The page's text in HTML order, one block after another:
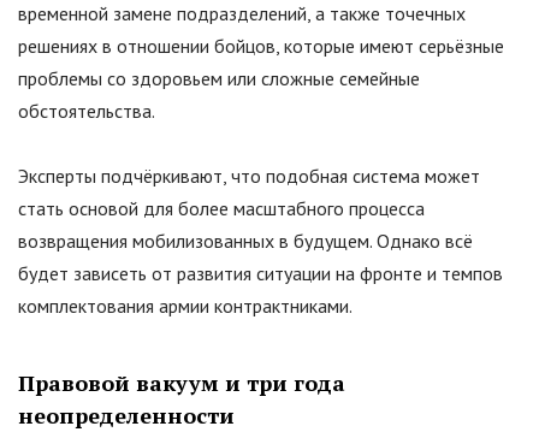
временной замене подразделений, а также точечных
решениях в отношении бойцов, которые имеют серьёзные
проблемы со здоровьем или сложные семейные
обстоятельства.
Эксперты подчёркивают, что подобная система может
стать основой для более масштабного процесса
возвращения мобилизованных в будущем. Однако всё
будет зависеть от развития ситуации на фронте и темпов
комплектования армии контрактниками.
Правовой вакуум и три года
неопределенности